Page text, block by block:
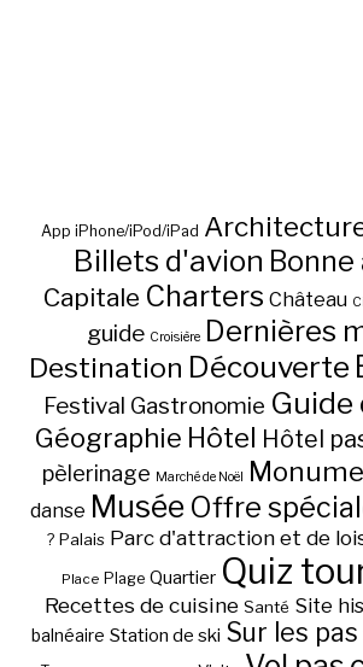
App iPhone/iPod/iPad
Billets d'avion
Capitale Charters Château
guide Croisière Dernières
Destination Découverte
Festival Gastronomie Guide
Géographie Hôtel Hôtel
pèlerinage Marché de Noël
danse Musée Offre
? Palais Parc d'attraction et de
Place Plage Quartier Quiz
Recettes de cuisine Santé Site
balnéaire Station de ski Sur les pas